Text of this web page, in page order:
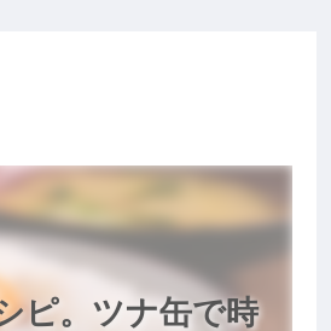
ピ。ツナ缶で時